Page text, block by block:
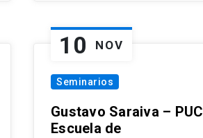
10 NOV
Seminarios
Gustavo Saraiva – PUC
Escuela de